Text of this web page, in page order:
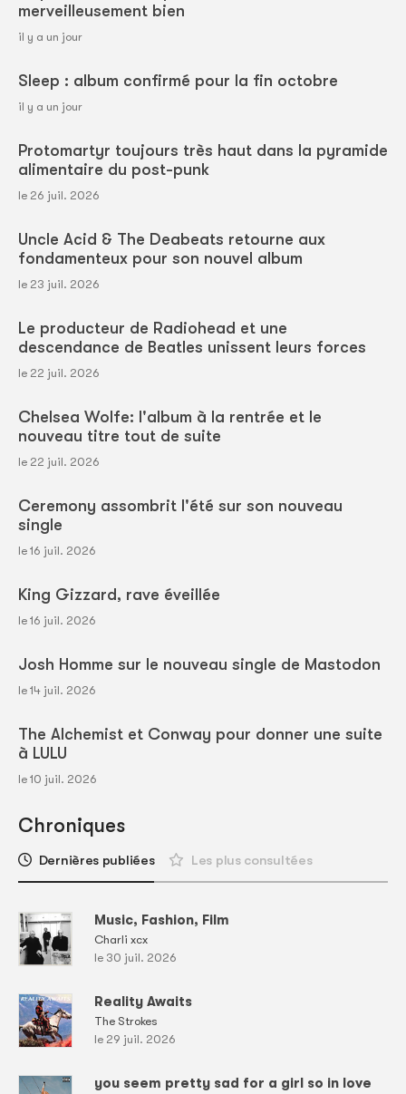
merveilleusement bien
il y a un jour
Sleep : album confirmé pour la fin octobre
il y a un jour
Protomartyr toujours très haut dans la pyramide
alimentaire du post-punk
le 26 juil. 2026
Uncle Acid & The Deabeats retourne aux
fondamenteux pour son nouvel album
le 23 juil. 2026
Le producteur de Radiohead et une
descendance de Beatles unissent leurs forces
le 22 juil. 2026
Chelsea Wolfe: l'album à la rentrée et le
nouveau titre tout de suite
le 22 juil. 2026
Ceremony assombrit l'été sur son nouveau
single
le 16 juil. 2026
King Gizzard, rave éveillée
le 16 juil. 2026
Josh Homme sur le nouveau single de Mastodon
le 14 juil. 2026
The Alchemist et Conway pour donner une suite
à LULU
le 10 juil. 2026
Chroniques
Dernières publiées Les plus consultées
Music, Fashion, Film
Charli xcx
le 30 juil. 2026
Reality Awaits
The Strokes
le 29 juil. 2026
you seem pretty sad for a girl so in love